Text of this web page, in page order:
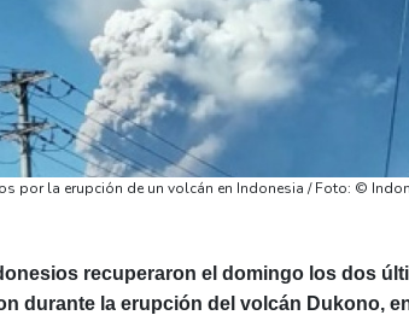
por la erupción de un volcán en Indonesia / Foto: ©
recuperaron el domingo los dos
durante la erupción del volcán Dukono,